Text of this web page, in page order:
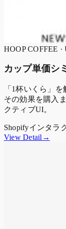
HOOP COFFEE
カップ単価シ
「1杯いくら」
その効果を購入
クティブUI。
Shopifyインタラ
View Detail→